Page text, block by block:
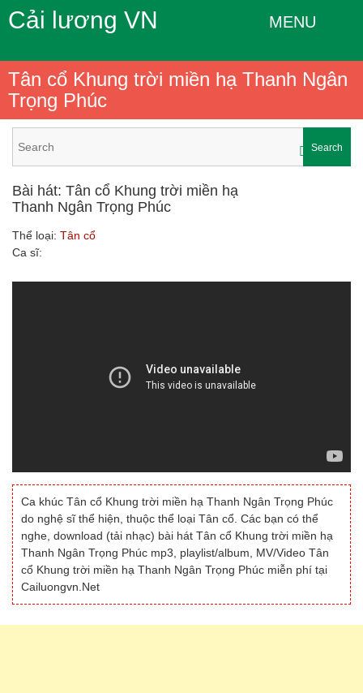
Cải lương VN MENU
Tân cổ Khung trời miền hạ Thanh Ngân
Trọng Phúc
Search
Bài hát: Tân cổ Khung trời miền hạ
Thanh Ngân Trọng Phúc
Thể loại: Tân cổ
Ca sĩ:
Ca khúc Tân cổ Khung trời miền hạ Thanh Ngân Trọng Phúc
do nghệ sĩ thể hiện, thuộc thể loại Tân cổ. Các bạn có thể
nghe, download (tải nhạc) bài hát Tân cổ Khung trời miền hạ
Thanh Ngân Trọng Phúc mp3, playlist/album, MV/Video Tân
cổ Khung trời miền hạ Thanh Ngân Trọng Phúc miễn phí tại
Cailuongvn.Net